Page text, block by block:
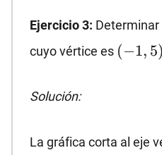
Ejercicio 3:
cuyo vértice es (-1,5)
(−1, 5)
Solución:
La gráfica corta al eje